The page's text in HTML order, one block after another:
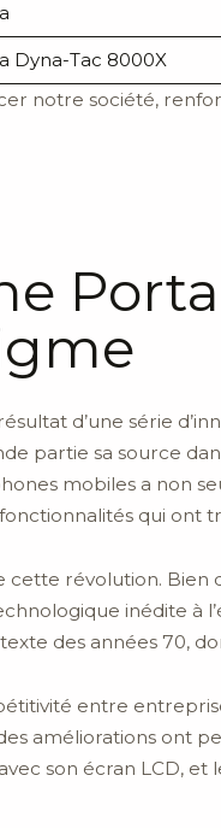
Dyna-Tac 8000X
notre société,
d’une série
partie sa source
mobiles a non
qui ont
révolution. Bien
inédite à
des années 70,
entre
améliorations ont
son écran LCD,